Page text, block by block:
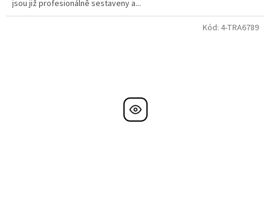
jsou již profesionálně sestaveny a...
Kód: 4-TRA6789